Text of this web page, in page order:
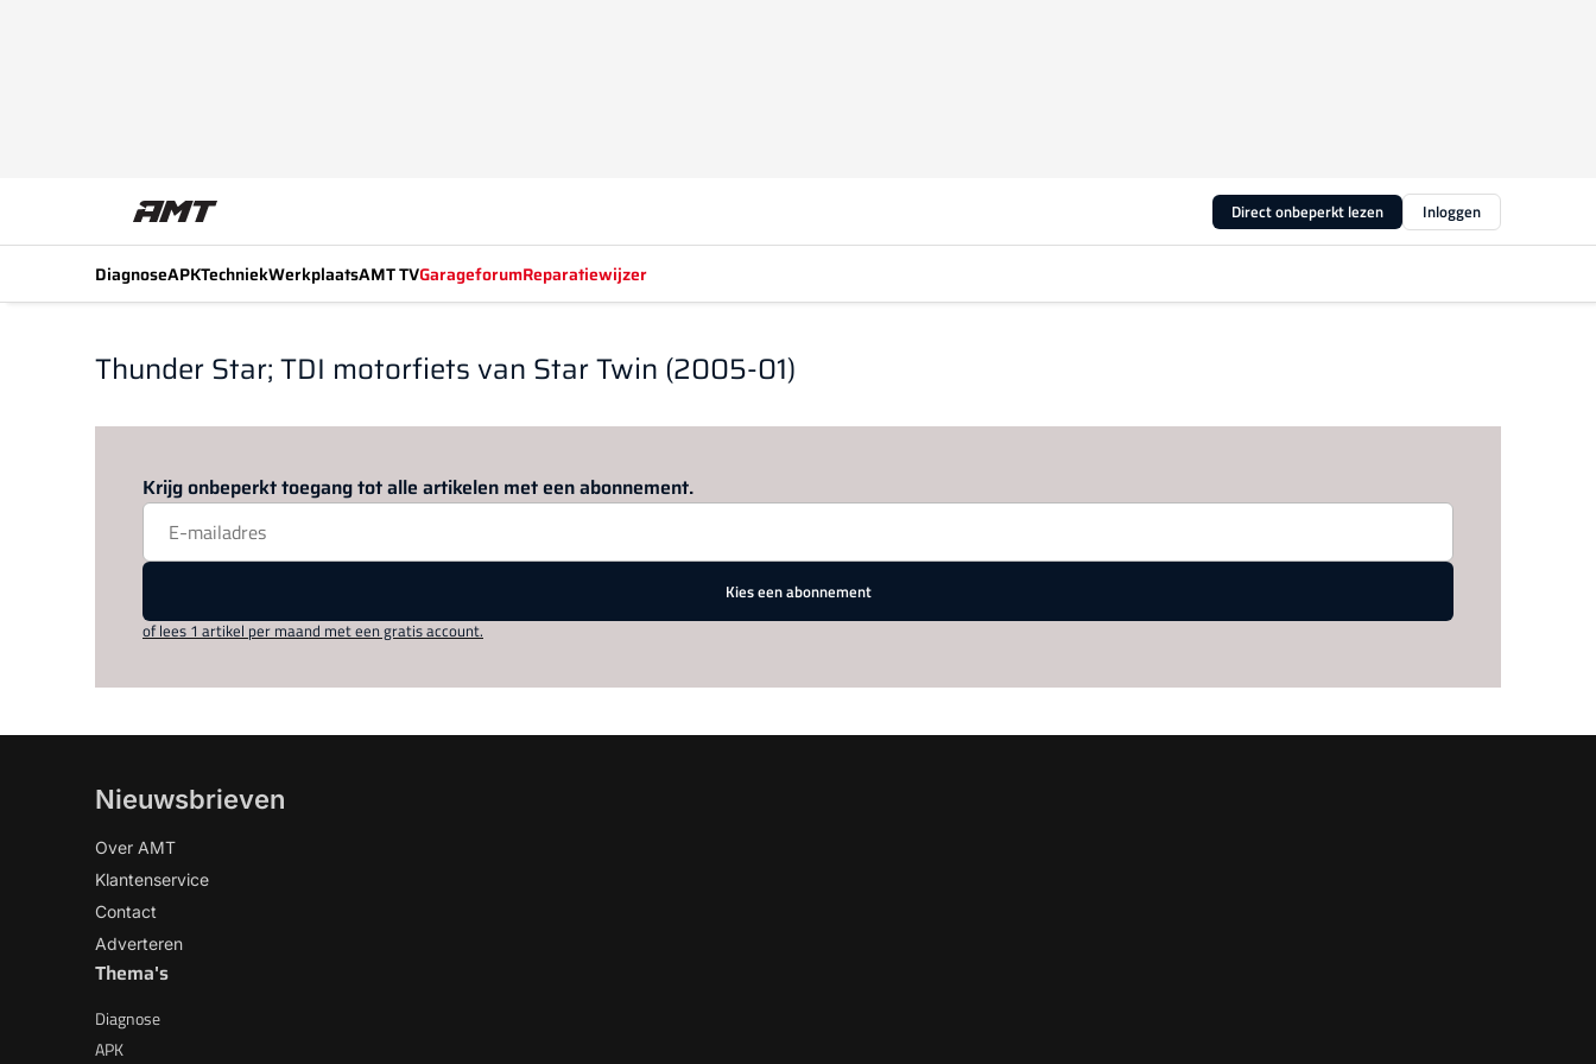
Direct onbeperkt lezen Inloggen
DiagnoseAPKTechniekWerkplaatsAMT TVGarageforumReparatiewijzer
Thunder Star; TDI motorfiets van Star Twin (2005-01)
Krijg onbeperkt toegang tot alle artikelen met een abonnement.
Kies een abonnement
of lees 1 artikel per maand met een gratis account.
Nieuwsbrieven
Over AMT
Klantenservice
Contact
Adverteren
Thema's
Diagnose
APK